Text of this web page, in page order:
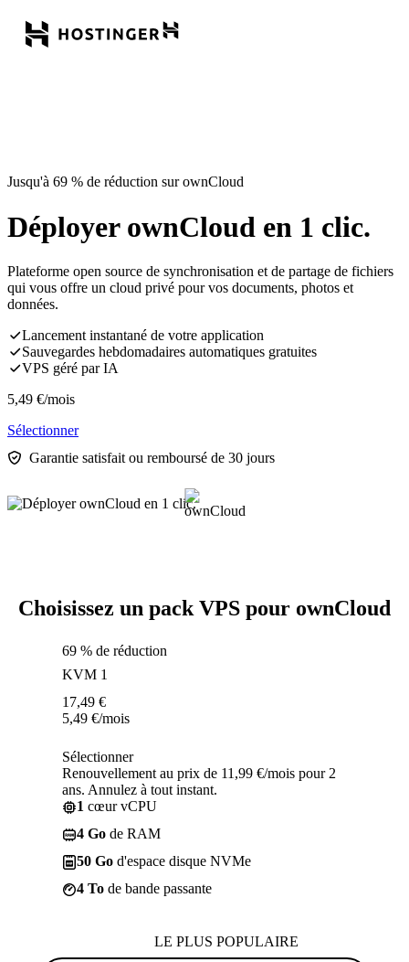
Jusqu'à 69 % de réduction sur ownCloud
Déployer ownCloud en 1 clic.
Plateforme open source de synchronisation et de partage de fichiers
qui vous offre un cloud privé pour vos documents, photos et
données.
Lancement instantané de votre application
Sauvegardes hebdomadaires automatiques gratuites
VPS géré par IA
5,49 €/mois
Sélectionner
Garantie satisfait ou remboursé de 30 jours
Choisissez un pack VPS pour ownCloud
69 % de réduction
KVM 1
17,49 €
5,49 €/mois
Sélectionner
Renouvellement au prix de 11,99 €/mois pour 2
ans. Annulez à tout instant.
1 cœur vCPU
4 Go de RAM
50 Go d'espace disque NVMe
4 To de bande passante
LE PLUS POPULAIRE